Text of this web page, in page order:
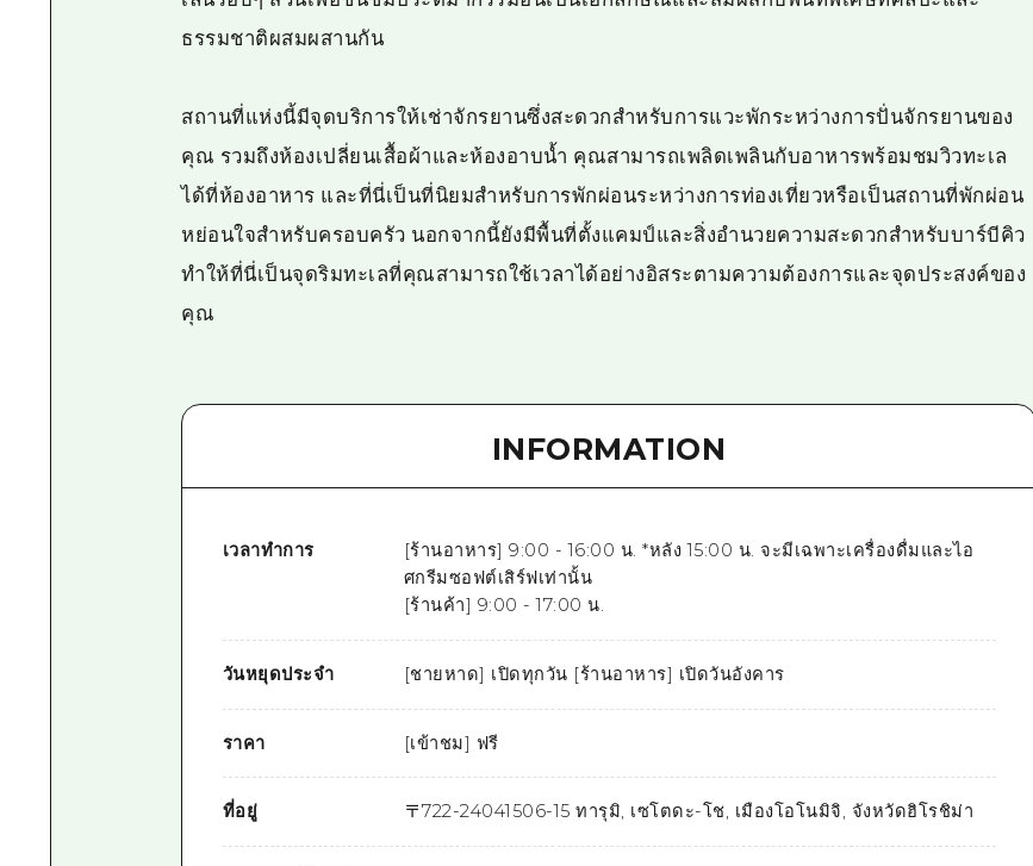
ธรรมชาติผสมผสานกัน
สถานที่แห่งนี้มีจุดบริการให้เช่าจักรยานซึ่งสะดวกสำหรับการแวะพักระหว่างการปั่นจักรยานของ
คุณ รวมถึงห้องเปลี่ยนเสื้อผ้าและห้องอาบน้ำ คุณสามารถเพลิดเพลินกับอาหารพร้อมชมวิวทะเล
ได้ที่ห้องอาหาร และที่นี่เป็นที่นิยมสำหรับการพักผ่อนระหว่างการท่องเที่ยวหรือเป็นสถานที่พักผ่อน
หย่อนใจสำหรับครอบครัว นอกจากนี้ยังมีพื้นที่ตั้งแคมป์และสิ่งอำนวยความสะดวกสำหรับบาร์บีคิว
ทำให้ที่นี่เป็นจุดริมทะเลที่คุณสามารถใช้เวลาได้อย่างอิสระตามความต้องการและจุดประสงค์ของ
คุณ
INFORMATION
เวลาทำการ
[ร้านอาหาร] 9:00 - 16:00 น. *หลัง 15:00 น. จะมีเฉพาะเครื่องดื่มและไอ
ศกรีมซอฟต์เสิร์ฟเท่านั้น
[ร้านค้า] 9:00 - 17:00 น.
วันหยุดประจำ [ชายหาด] เปิดทุกวัน [ร้านอาหาร] เปิดวันอังคาร
ราคา [เข้าชม] ฟรี
ที่อยู่ 〒722-24041506-15 ทารุมิ, เซโตดะ-โช, เมืองโอโนมิจิ, จังหวัดฮิโรชิม่า